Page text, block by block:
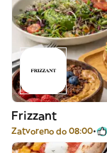
Frizzant
Zatvoreno do 08:00